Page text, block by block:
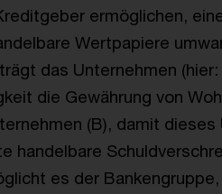
ermöglichen,
Wertpapiere
das Unternehmen
die Gewährung von
(B), damit
handelbare
es der